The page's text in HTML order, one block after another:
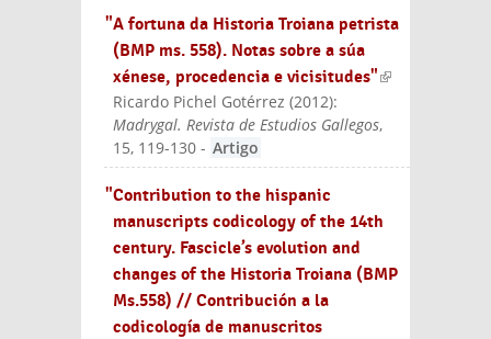
"A fortuna da Historia Troiana petrista
(BMP ms. 558). Notas sobre a súa
xénese, procedencia e vicisitudes"(link is
l)
Ricardo Pichel Gotérrez (2012):
Madrygal. Revista de Estudios Gallegos,
15, 119-130 - Artigo
"Contribution to the hispanic
manuscripts codicology of the 14th
century. Fascicle’s evolution and
changes of the Historia Troiana (BMP
Ms.558) // Contribución a la
codicología de manuscritos